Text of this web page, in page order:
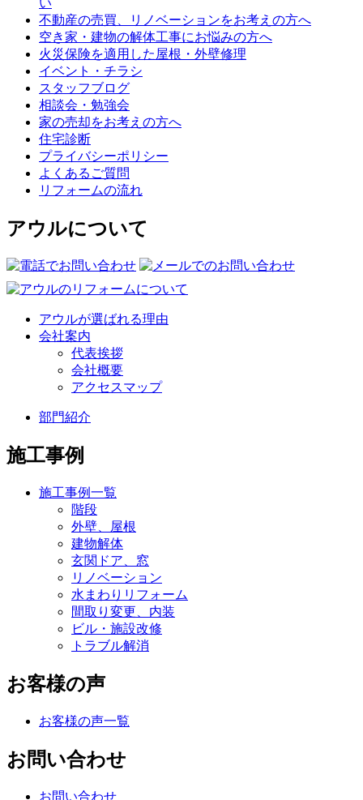
不動産の売買、リノベーションをお考えの方へ
空き家・建物の解体工事にお悩みの方へ
火災保険を適用した屋根・外壁修理
イベント・チラシ
スタッフブログ
相談会・勉強会
家の売却をお考えの方へ
住宅診断
プライバシーポリシー
よくあるご質問
リフォームの流れ
アウルについて
アウルが選ばれる理由
会社案内
代表挨拶
会社概要
アクセスマップ
部門紹介
施工事例
施工事例一覧
階段
外壁、屋根
建物解体
玄関ドア、窓
リノベーション
水まわりリフォーム
間取り変更、内装
ビル・施設改修
トラブル解消
お客様の声
お客様の声一覧
お問い合わせ
お問い合わせ